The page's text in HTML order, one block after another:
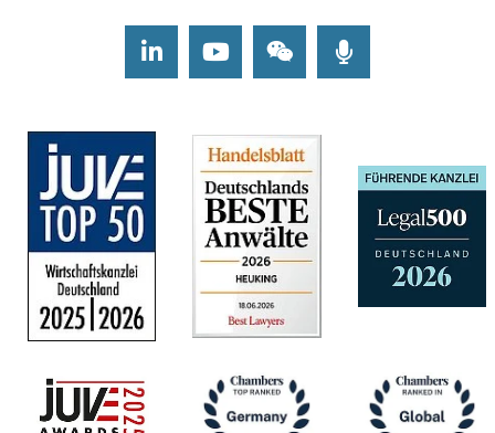
LinkedInYoutubeWechat